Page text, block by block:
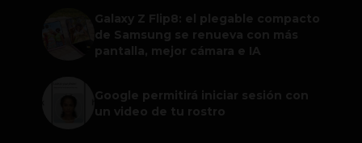
Galaxy Z Flip8: el plegable compacto
de Samsung se renueva con más
pantalla, mejor cámara e IA
Google permitirá iniciar sesión con
un video de tu rostro